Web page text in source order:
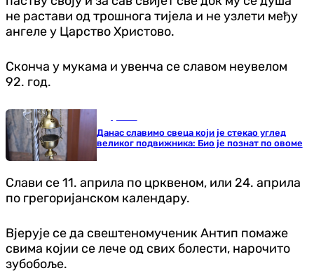
не растави од трошнога тијела и не узлети међу
ангеле у Царство Христово.
Сконча у мукама и увенча се славом неувелом
92. год.
Данас славимо свеца који је стекао углед
великог подвижника: Био је познат по овоме
Слави се 11. априла по црквеном, или 24. априла
по грегоријанском календару.
Вјерује се да свештеномученик Антип помаже
свима којии се лече од свих болести, нарочито
зубобоље.